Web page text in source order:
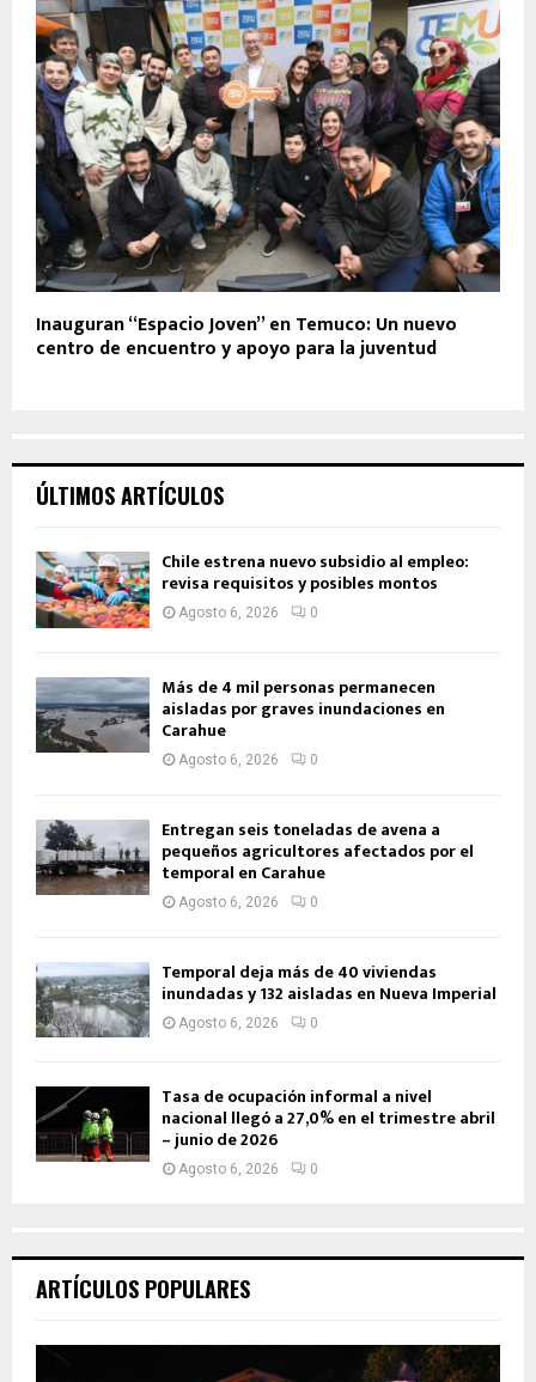
Inauguran “Espacio Joven” en Temuco: Un nuevo
centro de encuentro y apoyo para la juventud
ÚLTIMOS ARTÍCULOS
Chile estrena nuevo subsidio al empleo:
revisa requisitos y posibles montos
Agosto 6, 2026 0
Más de 4 mil personas permanecen
aisladas por graves inundaciones en
Carahue
Agosto 6, 2026 0
Entregan seis toneladas de avena a
pequeños agricultores afectados por el
temporal en Carahue
Agosto 6, 2026 0
Temporal deja más de 40 viviendas
inundadas y 132 aisladas en Nueva Imperial
Agosto 6, 2026 0
Tasa de ocupación informal a nivel
nacional llegó a 27,0% en el trimestre abril
– junio de 2026
Agosto 6, 2026 0
ARTÍCULOS POPULARES